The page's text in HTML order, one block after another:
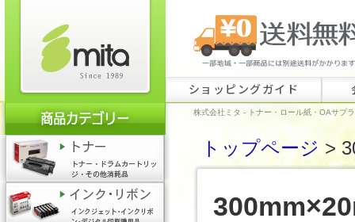
ショッピングガイド
株式会社ミタ - トナー・ロール紙・OAサプ
トップページ>